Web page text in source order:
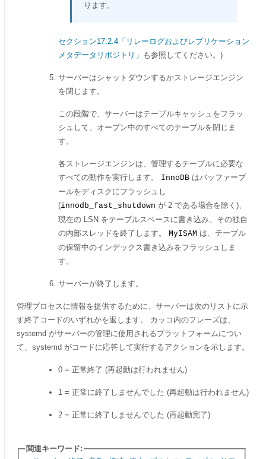
ります。
セクション17.2.4「リレーログおよびレプリケーション
メタデータリポジトリ」 も参照してください。)
サーバーはシャットダウンするかストレージエンジン
を閉じます。
この段階で、サーバーはテーブルキャッシュをフラッ
シュして、オープン中のすべてのテーブルを閉じま
す。
各ストレージエンジンは、管理するテーブルに必要な
すべての動作を実行します。 InnoDB はバッファープ
ールをディスクにフラッシュし
(innodb_fast_shutdown が 2 である場合を除く)、
現在の LSN をテーブルスペースに書き込み、その独自
の内部スレッドを終了します。 MyISAM は、テーブル
の保留中のインデックス書き込みをフラッシュしま
す。
サーバーが終了します。
管理プロセスに情報を提供するために、サーバーは次のリストに示
す終了コードのいずれかを返します。 カッコ内のフレーズは、
systemd がサーバーの管理に使用されるプラットフォームについ
て、systemd がコードに応答して実行するアクションを示します。
0 = 正常終了 (再起動は行われません)
1 = 正常に終了しませんでした (再起動は行われません)
2 = 正常に終了しませんでした (再起動完了)
関連キーワード: